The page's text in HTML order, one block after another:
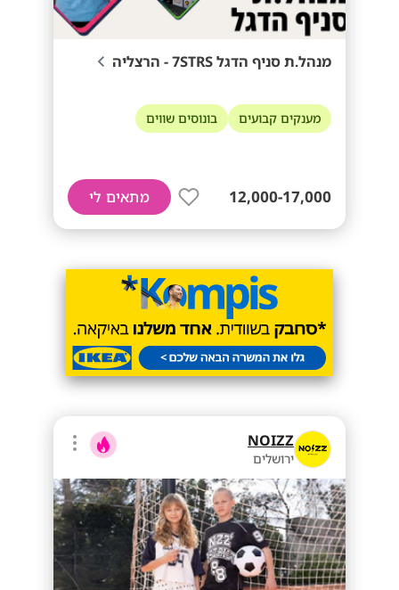
מנהל.ת סניף הדגל 7STRS - הרצליה
מענקים קבועים בונוסים שווים
12,000-17,000 מתאים לי
NOIZZ
ירושלים